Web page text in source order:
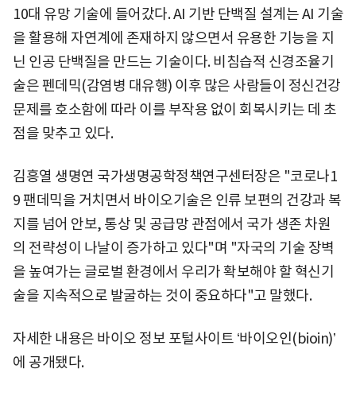
10대 유망 기술에 들어갔다. AI 기반 단백질 설계는 AI 기술
을 활용해 자연계에 존재하지 않으면서 유용한 기능을 지
닌 인공 단백질을 만드는 기술이다. 비침습적 신경조율기
술은 펜데믹(감염병 대유행) 이후 많은 사람들이 정신건강
문제를 호소함에 따라 이를 부작용 없이 회복시키는 데 초
점을 맞추고 있다.
김흥열 생명연 국가생명공학정책연구센터장은 "코로나1
9 팬데믹을 거치면서 바이오기술은 인류 보편의 건강과 복
지를 넘어 안보, 통상 및 공급망 관점에서 국가 생존 차원
의 전략성이 나날이 증가하고 있다"며 "자국의 기술 장벽
을 높여가는 글로벌 환경에서 우리가 확보해야 할 혁신기
술을 지속적으로 발굴하는 것이 중요하다"고 말했다.
자세한 내용은 바이오 정보 포털사이트 ʻ바이오인(bioin)ʼ
에 공개됐다.